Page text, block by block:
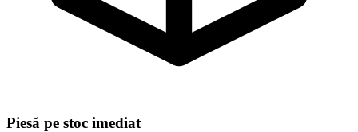
Piesă pe stoc imediat